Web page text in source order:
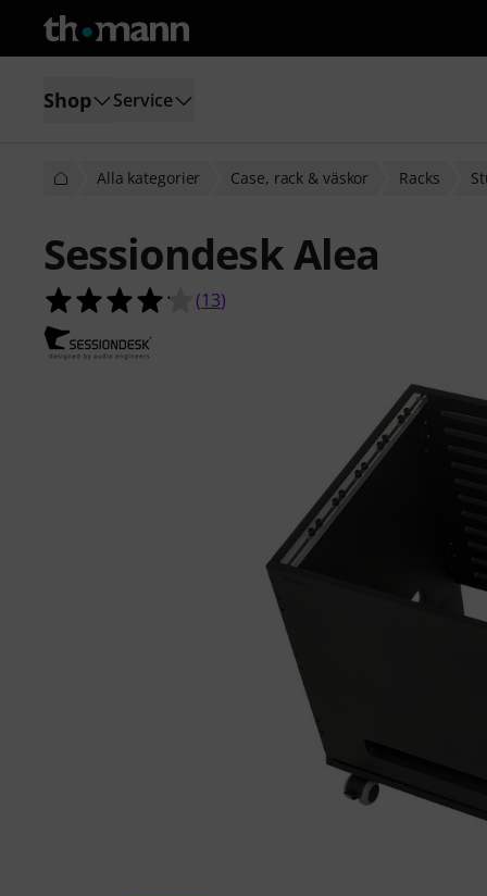
Shop Service
Alla kategorier Case, rack & väskor Racks
Sessiondesk Alea
4.2 av 5 stjärnor från 13 kundbetyg
(13)